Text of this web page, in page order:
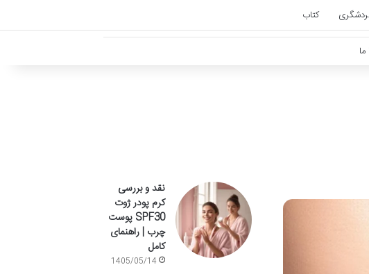
کتاب
ما
نقد و بررسی
کرم پودر ژوت
SPF30 پوست
چرب | راهنمای
کامل
1405/05/14